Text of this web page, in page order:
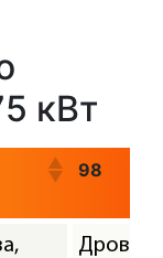
кВт
98
Дрова,